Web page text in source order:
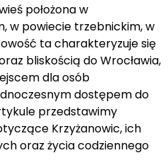
położona w
w powiecie trzebnickim, w
ta charakteryzuje się
bliskością do Wrocławia,
dla osób
dostępem do
przedstawimy
Krzyżanowic, ich
oraz życia codziennego